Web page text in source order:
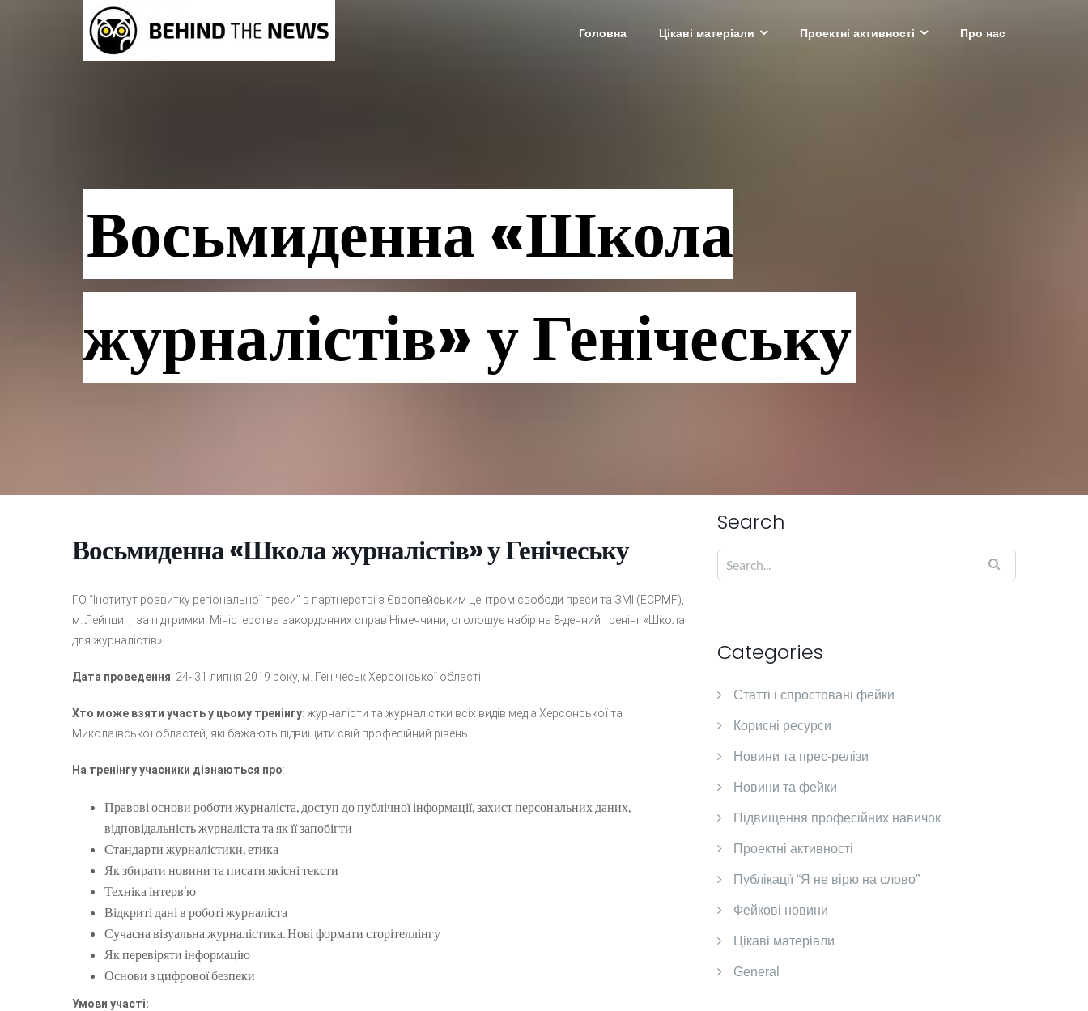
Головна Цікаві матеріали Проектні активності Про нас
Восьмиденна «Школа
журналістів» у Генічеську
Восьмиденна «Школа журналістів» у Генічеську
ГО “Інститут розвитку регіональної преси” в партнерстві з Європейським центром свободи преси та ЗМІ (ECPMF),
м. Лейпциг, за підтримки Міністерства закордонних справ Німеччини, оголошує набір на 8-денний тренінг «Школа
для журналістів».
Дата проведення: 24- 31 липня 2019 року, м. Генічеськ Херсонської області
Хто може взяти участь у цьому тренінгу: журналісти та журналістки всіх видів медіа Херсонської та
Миколаївської областей, які бажають підвищити свій професійний рівень.
На тренінгу учасники дізнаються про:
Правові основи роботи журналіста, доступ до публічної інформації, захист персональних даних,
відповідальність журналіста та як її запобігти
Стандарти журналістики, етика
Як збирати новини та писати якісні тексти
Техніка інтерв’ю
Відкриті дані в роботі журналіста
Сучасна візуальна журналістика. Нові формати сторітеллінгу
Як перевіряти інформацію
Основи з цифрової безпеки
Умови участі:
Search
Categories
Cтатті і спростовані фейки
Корисні ресурси
Новини та прес-релізи
Новини та фейки
Підвищення професійних навичок
Проектні активності
Публікації “Я не вірю на слово”
Фейкові новини
Цікаві матеріали
General